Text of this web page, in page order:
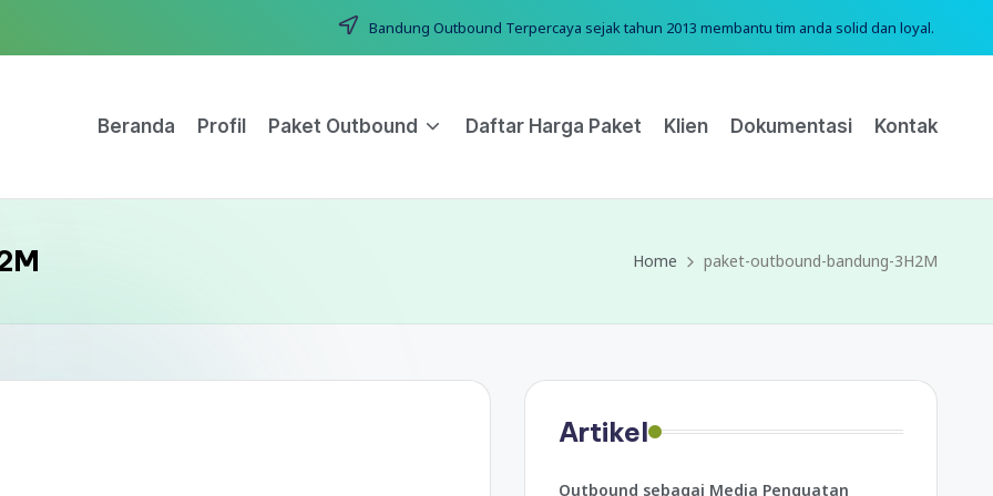
Bandung Outbound Terpercaya sejak tahun 2013 membantu tim anda solid dan loyal.
Beranda Profil Paket Outbound Daftar Harga Paket Klien Dokumentasi Kontak
Home paket-outbound-bandung-3H2M
Artikel
Outbound sebagai Media Penguatan